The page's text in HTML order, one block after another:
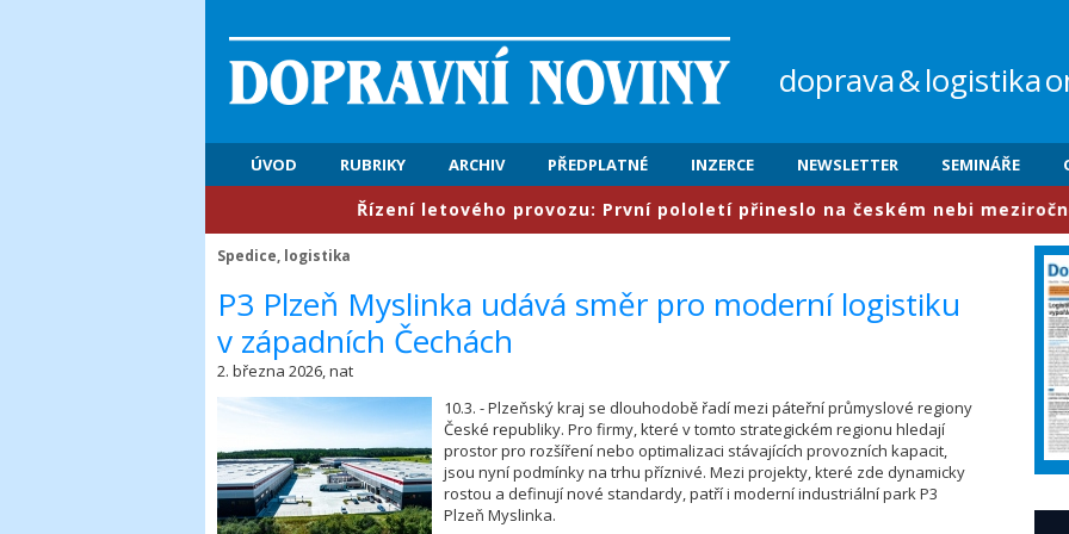
doprava&logistika
ÚVOD RUBRIKY ARCHIV PŘEDPLATNÉ INZERCE NEWSLETTER SEMINÁŘE
​Řízení letového provozu: První pololetí přineslo na českém nebi meziročně nárůst
Spedice, logistika
​P3 Plzeň Myslinka udává směr pro moderní logistiku
v západních Čechách
2. března 2026, nat
10.3. - Plzeňský kraj se dlouhodobě řadí mezi páteřní průmyslové regiony
České republiky. Pro firmy, které v tomto strategickém regionu hledají
prostor pro rozšíření nebo optimalizaci stávajících provozních kapacit,
jsou nyní podmínky na trhu příznivé. Mezi projekty, které zde dynamicky
rostou a definují nové standardy, patří i moderní industriální park P3
Plzeň Myslinka.